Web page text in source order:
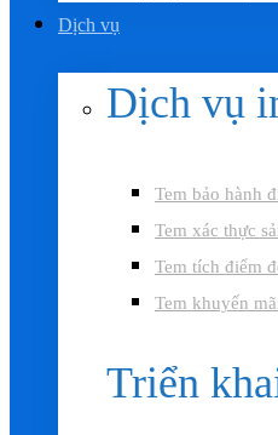
Dịch vụ
Dịch vụ
Tem bảo hành
Tem xác thực
Tem tích điểm
Tem khuyến
Triển